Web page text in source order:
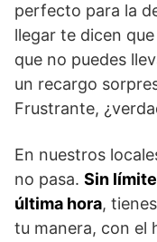
perfecto para la
llegar te dicen que
que no puedes
un recargo
Frustrante,
En nuestros
no pasa. Sin
última hora,
tu manera, con el